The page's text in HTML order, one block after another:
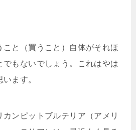
こと（買うこと）自体がそれほ
でもないでしょう。これはやは
ます。
ンピットブルテリア（アメリ